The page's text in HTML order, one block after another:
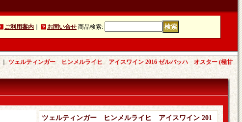
ご利用案内 お問い合せ 商品検索:
｜ ツェルティンガー ヒンメルライヒ アイスワイン 2016 ゼルバッハ オスター (極甘
ツェルティンガー ヒンメルライヒ アイスワイン 201